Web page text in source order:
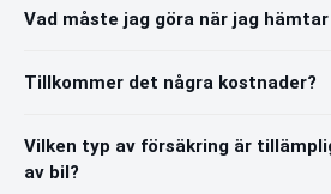
Vad måste jag göra när jag hämtar
Tillkommer det några kostnader?
Vilken typ av försäkring är
av bil?